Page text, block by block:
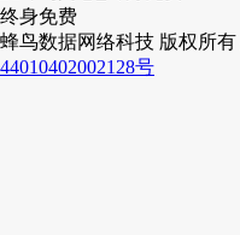
终身免费
蜂鸟数据网络科技 版权所有
44010402002128号